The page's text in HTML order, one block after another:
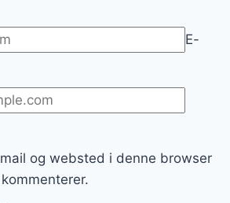
E-
og websted i denne browser